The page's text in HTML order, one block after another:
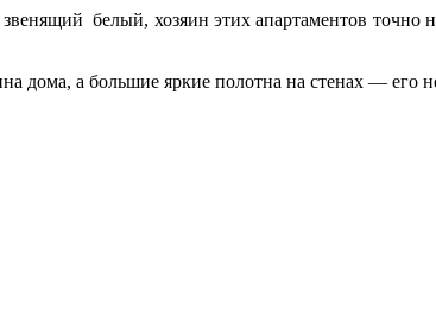
белый, хозяин этих апартаментов точно
дома, а большие яркие полотна на стенах — его